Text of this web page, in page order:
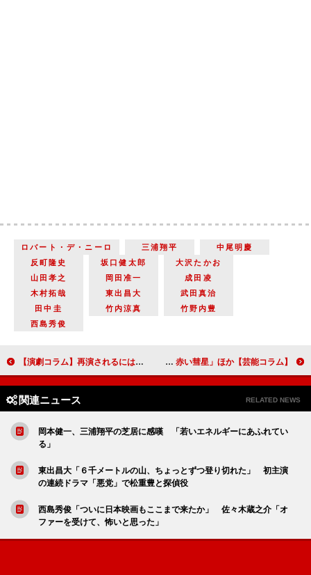
ロバート・デ・ニーロ 三浦翔平
中尾明慶
反町隆史
坂口健太郎
大沢たかお
山田孝之
岡田准一
成田凌
木村拓哉
東出昌大
武田真治
田中圭
竹内涼真
竹野内豊
西島秀俊
【演劇コラム】再演されるには訳がある！ 名作舞台の薦め（後編） 【芸能コラム】ファースト世代のためのガンダム40周年作品簡単ガイド 「機動戦士ガンダム THE ORIGIN 前夜 赤い彗星」ほか
関連ニュース RELATED NEWS
岡本健一、三浦翔平の芝居に感嘆 「若いエネルギーにあふれてい
る」
東出昌大「６千メートルの山、ちょっとずつ登り切れた」 初主演
の連続ドラマ「悪党」で松重豊と探偵役
西島秀俊「ついに日本映画もここまで来たか」 佐々木蔵之介「オ
ファーを受けて、怖いと思った」